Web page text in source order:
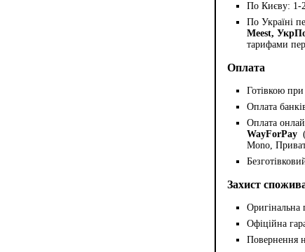
По Києву: 1-
По Україні
Meest,
тарифами
Оплата
Готівкою
Оплата
Оплата
WayForPay
Mono,
Захист
Оригінальна
Офіційна
Повернення